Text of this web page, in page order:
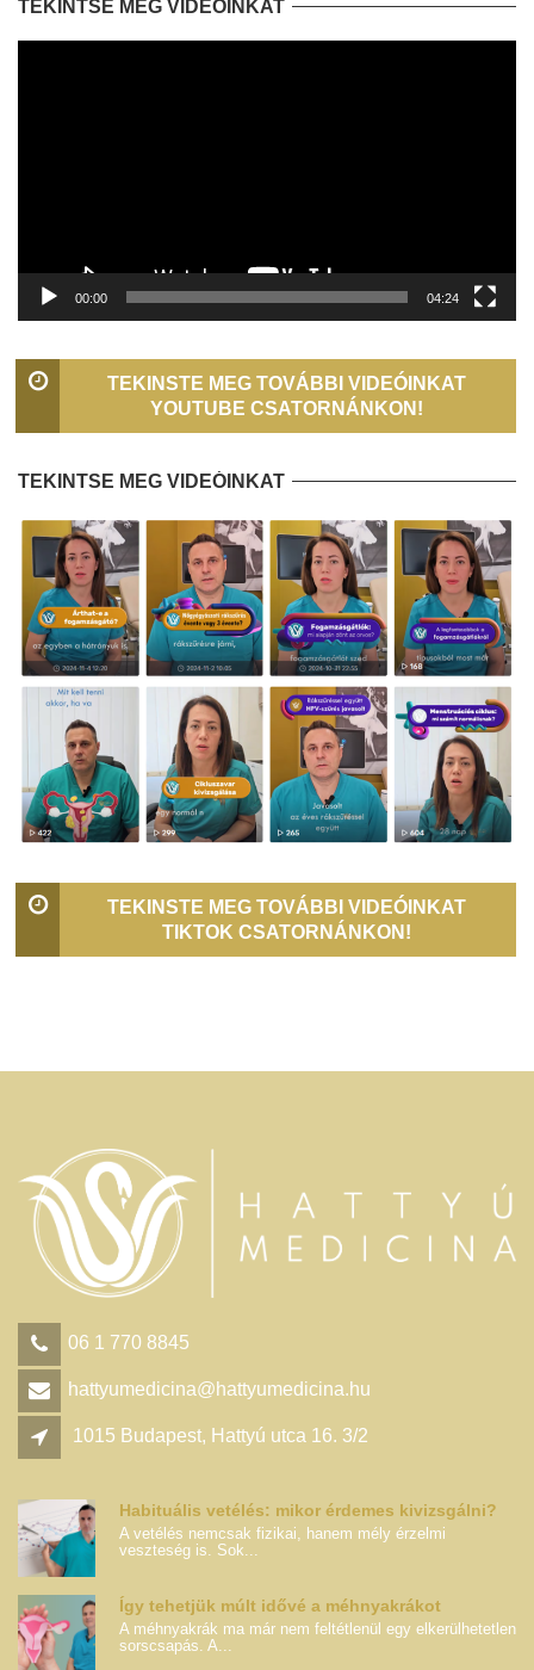
TEKINTSE MEG VIDEÓINKAT
00:00 04:24
TEKINSTE MEG TOVÁBBI VIDEÓINKAT
YOUTUBE CSATORNÁNKON!
TEKINTSE MEG VIDEÓINKAT
TEKINSTE MEG TOVÁBBI VIDEÓINKAT
TIKTOK CSATORNÁNKON!
06 1 770 8845
hattyumedicina@hattyumedicina.hu
1015 Budapest, Hattyú utca 16. 3/2
Habituális vetélés: mikor érdemes kivizsgálni?
A vetélés nemcsak fizikai, hanem mély érzelmi
veszteség is. Sok...
Így tehetjük múlt idővé a méhnyakrákot
A méhnyakrák ma már nem feltétlenül egy elkerülhetetlen
sorscsapás. A...